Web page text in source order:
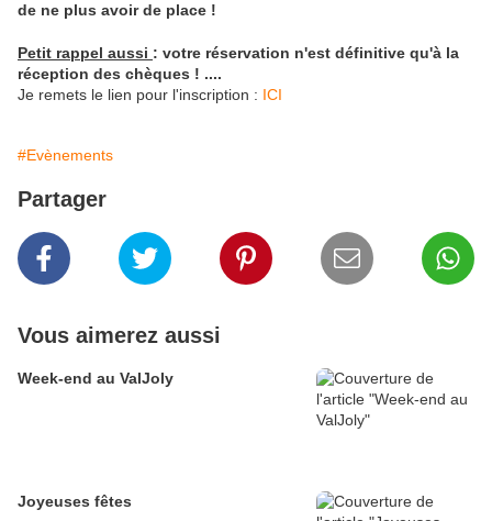
de ne plus avoir de place !
Petit rappel aussi : votre réservation n'est définitive qu'à la
réception des chèques ! ....
Je remets le lien pour l'inscription : ICI
#Evènements
Partager
Vous aimerez aussi
Week-end au ValJoly
Joyeuses fêtes